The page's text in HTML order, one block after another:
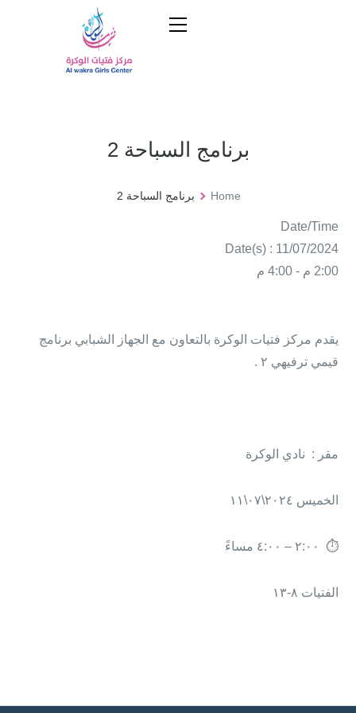
برنامج السباحة 2
Home برنامج السباحة 2
Date/Time
Date(s) : 11/07/2024
2:00 م - 4:00 م
يقدم مركز فتيات الوكرة بالتعاون مع الجهاز الشبابي برنامج
قيمي ترفيهي ٢ .
مقر : نادي الوكرة
الخميس ٢٠٢٤\٠٧\١١
⏱ ٢:٠٠ – ٤:٠٠ مساءً
الفتيات ٨-١٣